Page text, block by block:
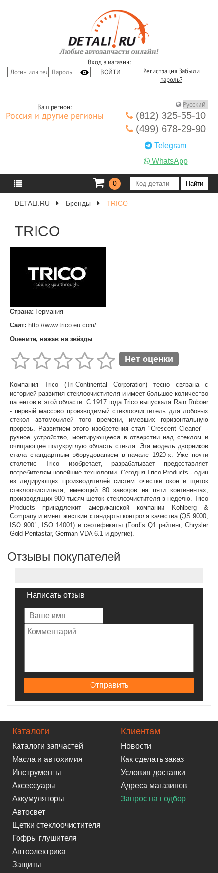
Вход в магазин:
Регистрация Забыли
пароль?
Ваш регион:
Россия и другие регионы
(812) 325-55-10
(499) 678-29-90
Telegram
WhatsApp
0
DETALI.RU Бренды TRICO
TRICO
Страна: Германия
Сайт: http://www.trico.eu.com/
Оцените, нажав на звёзды
Нет оценки
Компания Trico (Tri-Continental Corporation) тесно связана с
историей развития стеклоочистителя и имеет большое количество
патентов в этой области. С 1917 года Trico выпускала Rain Rubber
- первый массово производимый стеклоочиститель для лобовых
стекол автомобилей того времени, имевших горизонтальную
прорезь. Развитием этого изобретения стал "Crescent Cleaner" -
ручное устройство, монтирующееся в отверстии над стеклом и
очищающее полукруглую область стекла. Эта модель дворников
стала стандартным оборудованием в начале 1920-х. Уже почти
столетие Trico изобретает, разрабатывает предоставляет
потребителям новейшие технологии. Сегодня Trico Products - один
из лидирующих производителей систем очистки окон и щеток
стеклоочистителя, имеющий 80 заводов на пяти континентах,
производящих 900 тысяч щеток стеклоочистителя в неделю. Trico
Products принадлежит американской компании Kohlberg &
Company и имеет жесткие стандарты контроля качества (QS 9000,
ISO 9001, ISO 14001) и сертификаты (Ford’s Q1 рейтинг, Chrysler
Gold Pentastar, German VDA 6.1 и другие).
Отзывы покупателей
Написать отзыв
Каталоги
Каталоги запчастей
Масла и автохимия
Инструменты
Аксессуары
Аккумуляторы
Автосвет
Щетки стеклоочистителя
Гофры глушителя
Автоэлектрика
Защиты
Клиентам
Новости
Как сделать заказ
Условия доставки
Адреса магазинов
Запрос на подбор